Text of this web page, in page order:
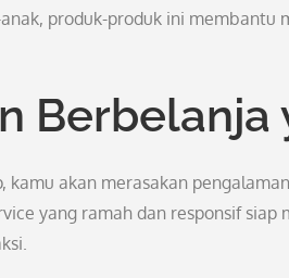
produk-produk ini
Berbelanja
kamu akan merasakan
yang ramah dan responsif